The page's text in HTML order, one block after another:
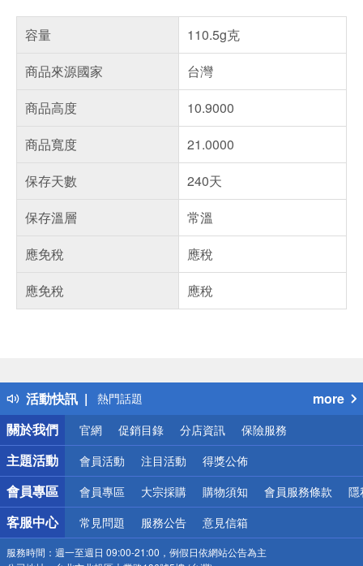
容量
110.5g克
商品來源國家
台灣
商品高度
10.9000
商品寬度
21.0000
保存天數
240天
保存溫層
常溫
應免稅
應稅
應免稅
應稅
活動快訊
得獎公告
熱門話題
銀行優惠
偏遠地區配送
詐騙網頁！請小心！
more
關於我們
官網 促銷目錄 分店資訊 保險服務
主題活動 會員活動 注目活動 得獎公佈
會員專區 會員專區 大宗採購 購物須知 會員服務條款 隱
客服中心 常見問題 服務公告 意見信箱
服務時間： 週一至週日 09:00-21:00，例假日依網站公告為主